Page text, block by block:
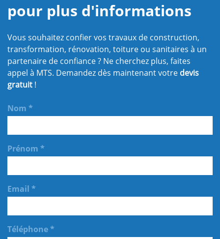
pour plus d'informations
Vous souhaitez confier vos travaux de construction,
transformation, rénovation, toiture ou sanitaires à un
partenaire de confiance ? Ne cherchez plus, faites
appel à MTS. Demandez dès maintenant votre devis
gratuit !
Nom *
Prénom *
Email *
Téléphone *